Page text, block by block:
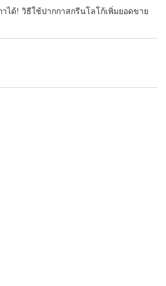
ได้! วิธีใช้ปากกาสกรีนโลโก้เพิ่มยอดขาย